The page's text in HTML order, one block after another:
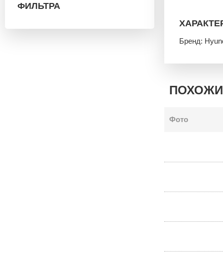
ФИЛЬТРА
Бренд:
Фото